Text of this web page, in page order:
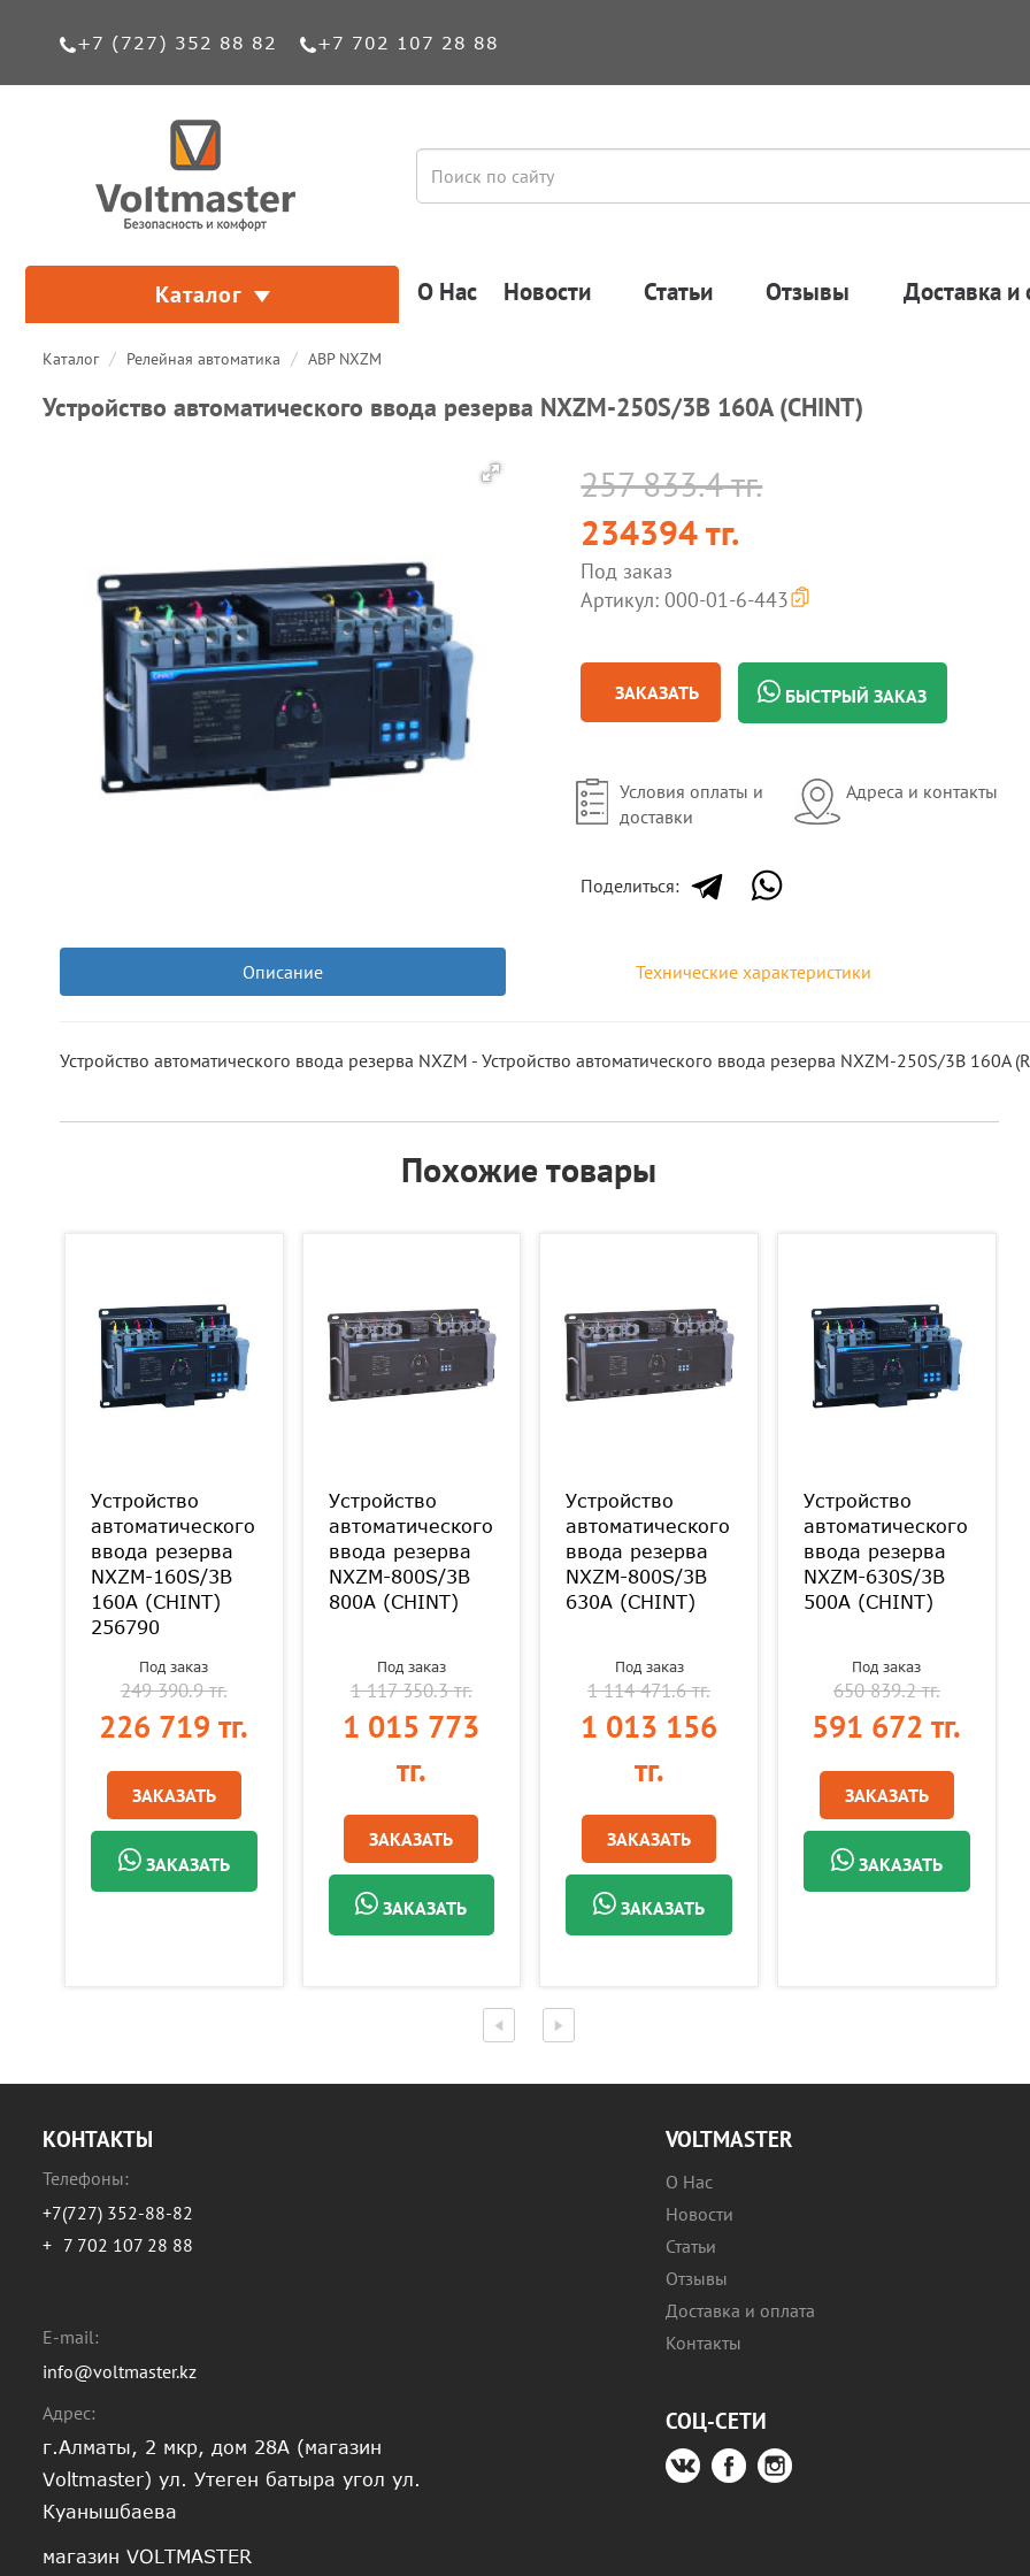
+7 (727) 352 88 82 +7 702 107 28 88
Каталог О Нас Новости Статьи Отзывы Доставка и
Каталог Релейная автоматика АВР NXZM
Устройство автоматического ввода резерва NXZM-250S/3B 160A (CHINT)
257 833.4 тг.
234394 тг.
Под заказ
Артикул: 000-01-6-443
ЗАКАЗАТЬ БЫСТРЫЙ ЗАКАЗ
Условия оплаты и
доставки
Адреса и контакты
Поделиться:
Описание Технические характеристики
Устройство автоматического ввода резерва NXZM - Устройство автоматического ввода резерва NXZM-250S/3B 160A
Похожие товары
Устройство
автоматического
ввода резерва
NXZM-160S/3B
160A (CHINT)
256790
Под заказ
249 390.9 тг.
226 719 тг.
ЗАКАЗАТЬ
ЗАКАЗАТЬ
Устройство
автоматического
ввода резерва
NXZM-800S/3B
800A (CHINT)
Под заказ
1 117 350.3 тг.
1 015 773
тг.
ЗАКАЗАТЬ
ЗАКАЗАТЬ
Устройство
автоматического
ввода резерва
NXZM-800S/3B
630A (CHINT)
Под заказ
1 114 471.6 тг.
1 013 156
тг.
ЗАКАЗАТЬ
ЗАКАЗАТЬ
Устройство
автоматического
ввода резерва
NXZM-630S/3B
500A (CHINT)
Под заказ
650 839.2 тг.
591 672 тг.
ЗАКАЗАТЬ
ЗАКАЗАТЬ
КОНТАКТЫ
Телефоны:
+7(727) 352-88-82
+ 7 702 107 28 88
E-mail:
info@voltmaster.kz
Адрес:
г.Алматы, 2 мкр, дом 28А (магазин
Voltmaster) ул. Утеген батыра угол ул.
Куанышбаева
магазин VOLTMASTER
VOLTMASTER
О Нас
Новости
Статьи
Отзывы
Доставка и оплата
Контакты
СОЦ-СЕТИ